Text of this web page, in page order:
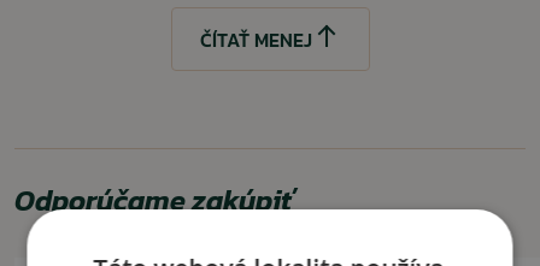
ČÍTAŤ MENEJ
Odporúčame zakúpiť